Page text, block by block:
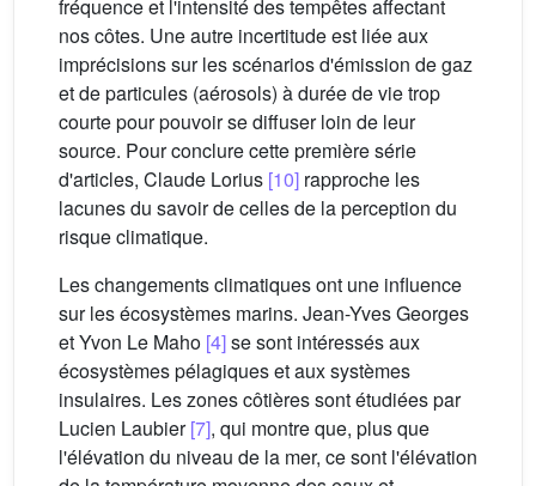
fréquence et l'intensité des tempêtes affectant
nos côtes. Une autre incertitude est liée aux
imprécisions sur les scénarios d'émission de gaz
et de particules (aérosols) à durée de vie trop
courte pour pouvoir se diffuser loin de leur
source. Pour conclure cette première série
d'articles, Claude Lorius [10] rapproche les
lacunes du savoir de celles de la perception du
risque climatique.
Les changements climatiques ont une influence
sur les écosystèmes marins. Jean-Yves Georges
et Yvon Le Maho [4]se sont intéressés aux
écosystèmes pélagiques et aux systèmes
insulaires. Les zones côtières sont étudiées par
Lucien Laubier[7], qui montre que, plus que
l'élévation du niveau de la mer, ce sont l'élévation